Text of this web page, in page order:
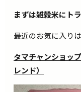
まずは雑穀米にト
最近のお気に入りは
タマチャンショッ
レンド）